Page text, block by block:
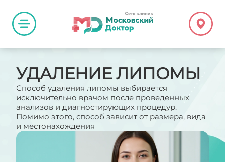
УДАЛЕНИЕ ЛИПОМЫ
Способ удаления липомы выбирается
исключительно врачом после проведенных
анализов и диагностирующих процедур.
Помимо этого, способ зависит от размера, вида
и местонахождения